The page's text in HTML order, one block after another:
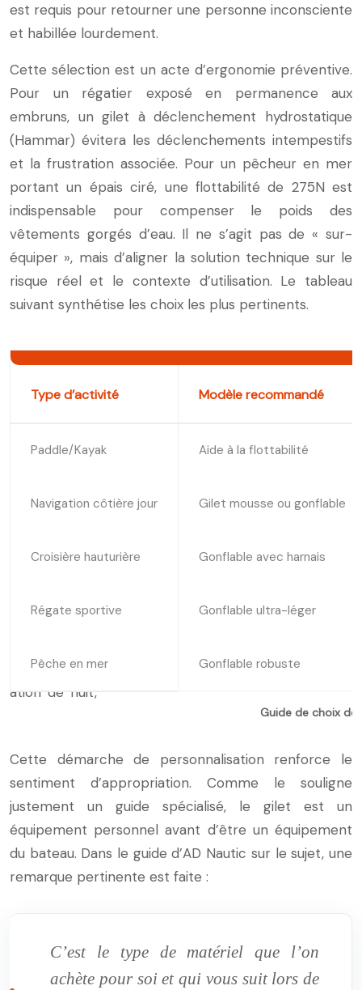
est requis pour retourner une personne inconsciente
et habillée lourdement.
Cette sélection est un acte d’ergonomie préventive.
Pour un régatier exposé en permanence aux
embruns, un gilet à déclenchement hydrostatique
(Hammar) évitera les déclenchements intempestifs
et la frustration associée. Pour un pêcheur en mer
portant un épais ciré, une flottabilité de 275N est
indispensable pour compenser le poids des
vêtements gorgés d’eau. Il ne s’agit pas de « sur-
équiper », mais d’aligner la solution technique sur le
risque réel et le contexte d’utilisation. Le tableau
suivant synthétise les choix les plus pertinents.
Guide de choix
Type d’activité Modèle recommandé
Paddle/Kayak Aide à la flottabilité
Navigation côtière jour Gilet mousse ou gonflable
Croisière hauturière Gonflable avec harnais
Régate sportive Gonflable ultra-léger
Pêche en mer Gonflable robuste
Cette démarche de personnalisation renforce le
sentiment d’appropriation. Comme le souligne
justement un guide spécialisé, le gilet est un
équipement personnel avant d’être un équipement
du bateau. Dans le guide d’AD Nautic sur le sujet, une
remarque pertinente est faite :
C’est le type de matériel que l’on
achète pour soi et qui vous suit lors de